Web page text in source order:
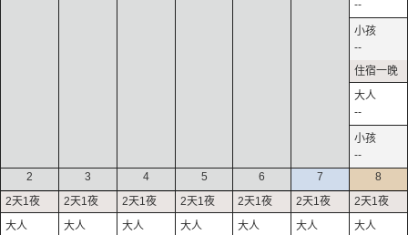
--
--
--
--
2
3 4 5 6 7 8